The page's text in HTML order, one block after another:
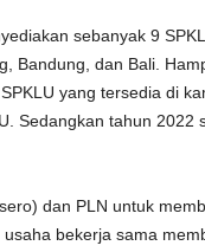
sebanyak 9
Bandung, dan Bali.
yang tersedia di
Sedangkan tahun 2022
dan PLN untuk
bekerja sama